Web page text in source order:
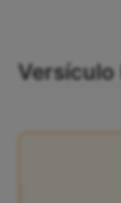
Versículo